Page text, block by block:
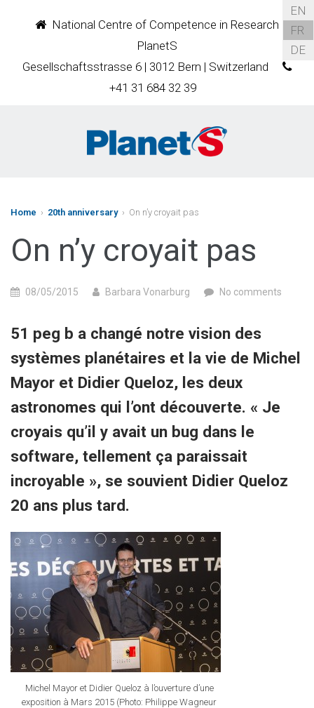
National Centre of Competence in Research
PlanetS
Gesellschaftsstrasse 6 | 3012 Bern | Switzerland
+41 31 684 32 39
EN
FR
DE
Home › 20th anniversary› On n’y croyait pas
On n’y croyait pas
08/05/2015 Barbara Vonarburg No comments
51 peg b a changé notre vision des
systèmes planétaires et la vie de Michel
Mayor et Didier Queloz, les deux
astronomes qui l’ont découverte. « Je
croyais qu’il y avait un bug dans le
software, tellement ça paraissait
incroyable », se souvient Didier Queloz
20 ans plus tard.
Michel Mayor et Didier Queloz à l’ouverture d’une
exposition à Mars 2015 (Photo: Philippe Wagneur